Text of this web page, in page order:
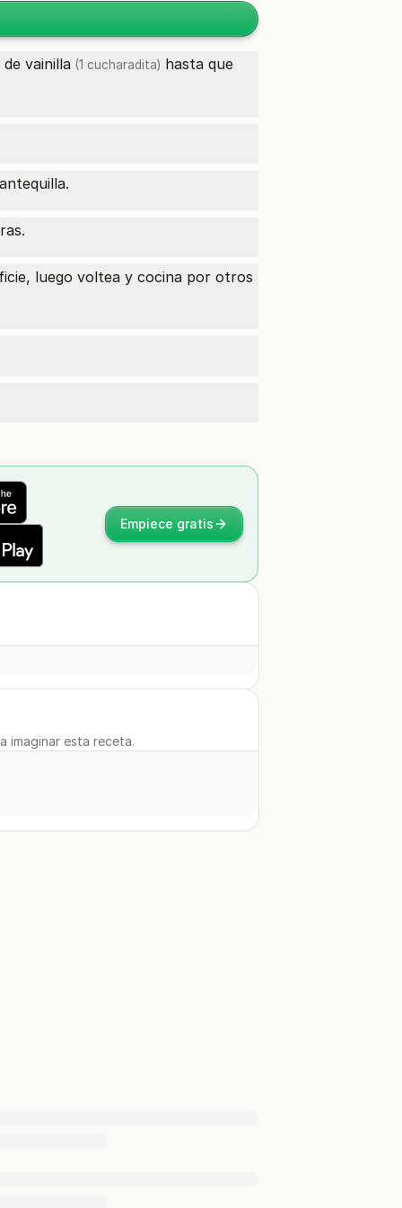
vainilla (1 cucharadita) hasta que
luego voltea y cocina por otros
Empiece gratis
imaginar esta receta.